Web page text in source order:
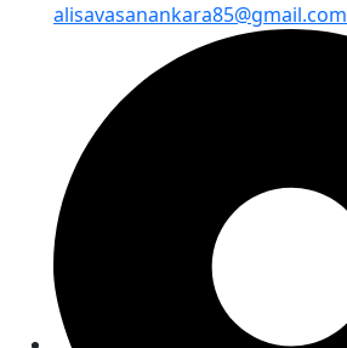
alisavasanankara85@gmail.com